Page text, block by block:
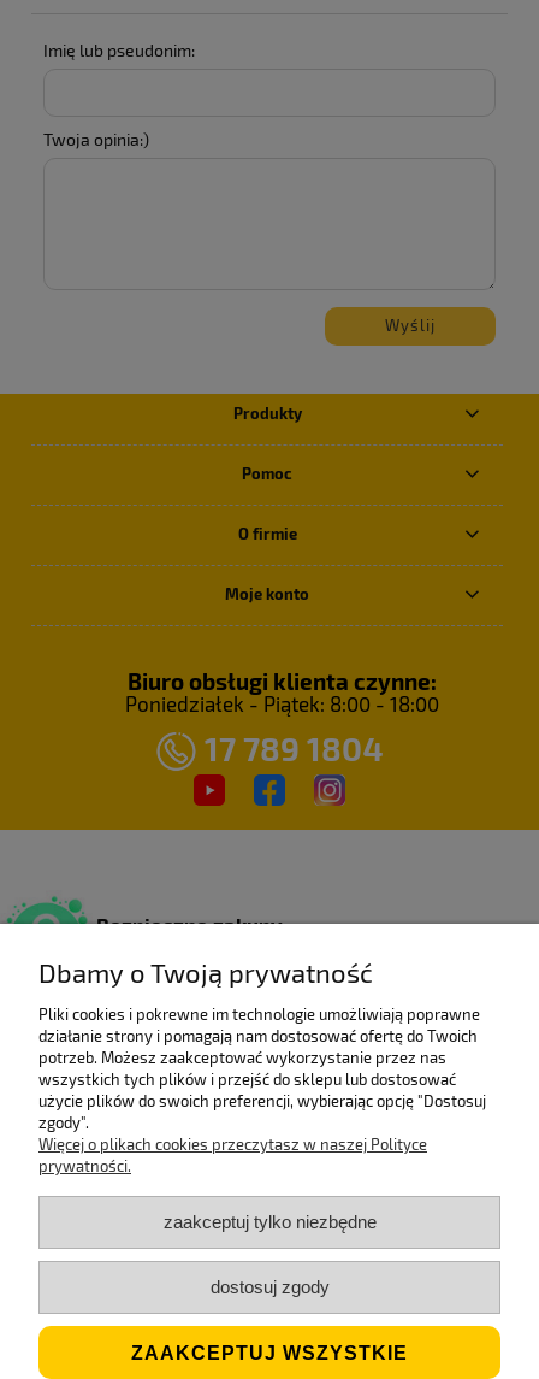
Imię lub pseudonim:
Twoja opinia:)
Wyślij
Produkty
Pomoc
O firmie
Moje konto
Biuro obsługi klienta czynne:
Poniedziałek - Piątek: 8:00 - 18:00
17 789 1804
Bezpieczne zakupy
Wieloletni laureat
rankingu e-Gazele Biznesu.
Wysyłka z Polski
Gwarancją szybkiej dostawy.
Jesteśmy ECO
Stosujemy biodegradowalne opakowania.
Dbamy o Twoją prywatność
Pliki cookies i pokrewne im technologie umożliwiają poprawne
działanie strony i pomagają nam dostosować ofertę do Twoich
potrzeb. Możesz zaakceptować wykorzystanie przez nas
wszystkich tych plików i przejść do sklepu lub dostosować
użycie plików do swoich preferencji, wybierając opcję "Dostosuj
zgody".
Więcej o plikach cookies przeczytasz w naszej Polityce
prywatności.
zaakceptuj tylko niezbędne
dostosuj zgody
ZAAKCEPTUJ WSZYSTKIE